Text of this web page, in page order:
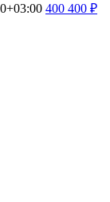
400 400 ₽